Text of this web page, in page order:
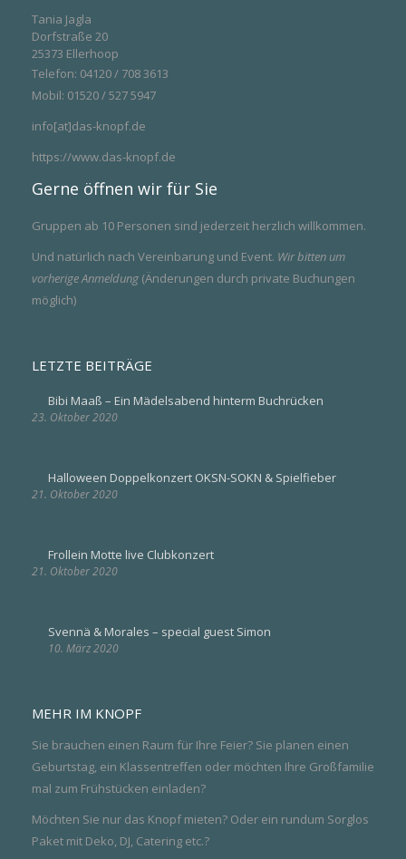
Tania Jagla
Dorfstraße 20
25373 Ellerhoop
Telefon: 04120 / 708 3613
Mobil: 01520 / 527 5947
info[at]das-knopf.de
https://www.das-knopf.de
Gerne öffnen wir für Sie
Gruppen ab 10 Personen sind jederzeit herzlich willkommen.
Und natürlich nach Vereinbarung und Event. Wir bitten um
vorherige Anmeldung (Änderungen durch private Buchungen
möglich)
LETZTE BEITRÄGE
Bibi Maaß – Ein Mädelsabend hinterm Buchrücken
23. Oktober 2020
Halloween Doppelkonzert OKSN-SOKN & Spielfieber
21. Oktober 2020
Frollein Motte live Clubkonzert
21. Oktober 2020
Svennä & Morales – special guest Simon
10. März 2020
MEHR IM KNOPF
Sie brauchen einen Raum für Ihre Feier? Sie planen einen
Geburtstag, ein Klassentreffen oder möchten Ihre Großfamilie
mal zum Frühstücken einladen?
Möchten Sie nur das Knopf mieten? Oder ein rundum Sorglos
Paket mit Deko, DJ, Catering etc.?